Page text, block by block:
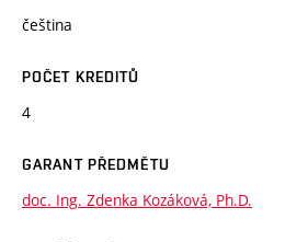
čeština
POČET KREDITŮ
4
GARANT PŘEDMĚTU
doc. Ing. Zdenka Kozáková, Ph.D.